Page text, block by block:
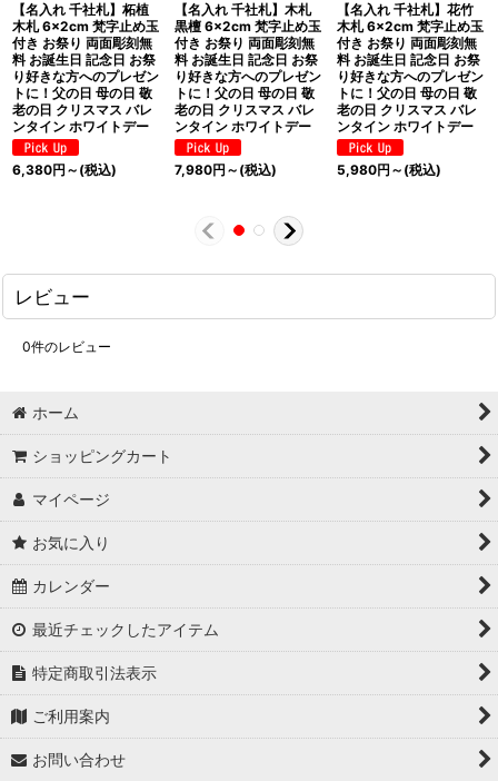
【名入れ 千社札】柘植
木札 6×2cm 梵字止め玉
付き お祭り 両面彫刻無
料 お誕生日 記念日 お祭
り好きな方へのプレゼン
トに！父の日 母の日 敬
老の日 クリスマス バレ
ンタイン ホワイトデー
6,380円 ～ (税込)
【名入れ 千社札】木札
黒檀 6×2cm 梵字止め玉
付き お祭り 両面彫刻無
料 お誕生日 記念日 お祭
り好きな方へのプレゼン
トに！父の日 母の日 敬
老の日 クリスマス バレ
ンタイン ホワイトデー
7,980円 ～ (税込)
【名入れ 千社札】花竹
木札 6×2cm 梵字止め玉
付き お祭り 両面彫刻無
料 お誕生日 記念日 お祭
り好きな方へのプレゼン
トに！父の日 母の日 敬
老の日 クリスマス バレ
ンタイン ホワイトデー
5,980円 ～ (税込)
レビュー
0件のレビュー
ホーム
ショッピングカート
マイページ
お気に入り
カレンダー
最近チェックしたアイテム
特定商取引法表示
ご利用案内
お問い合わせ